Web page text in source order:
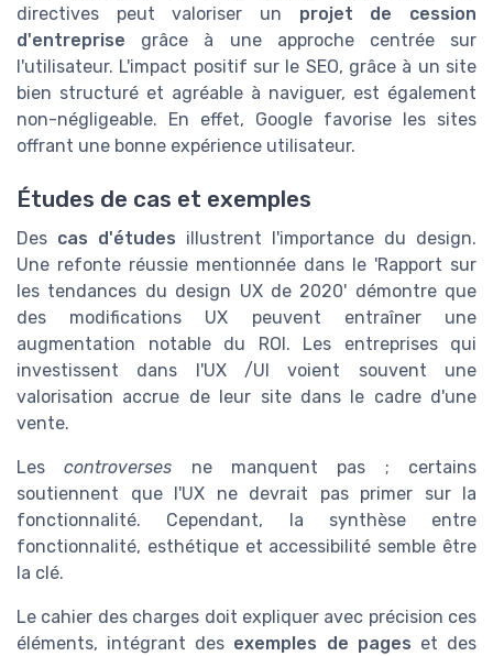
directives peut valoriser un projet de cession
d'entreprise grâce à une approche centrée sur
l'utilisateur. L'impact positif sur le SEO, grâce à un site
bien structuré et agréable à naviguer, est également
non-négligeable. En effet, Google favorise les sites
offrant une bonne expérience utilisateur.
Études de cas et exemples
Des cas d'études illustrent l'importance du design.
Une refonte réussie mentionnée dans le 'Rapport sur
les tendances du design UX de 2020' démontre que
des modifications UX peuvent entraîner une
augmentation notable du ROI. Les entreprises qui
investissent dans l'UX /UI voient souvent une
valorisation accrue de leur site dans le cadre d'une
vente.
Lescontroverses ne manquent pas ; certains
soutiennent que l'UX ne devrait pas primer sur la
fonctionnalité. Cependant, la synthèse entre
fonctionnalité, esthétique et accessibilité semble être
la clé.
Le cahier des charges doit expliquer avec précision ces
éléments, intégrant des exemples de pages et des